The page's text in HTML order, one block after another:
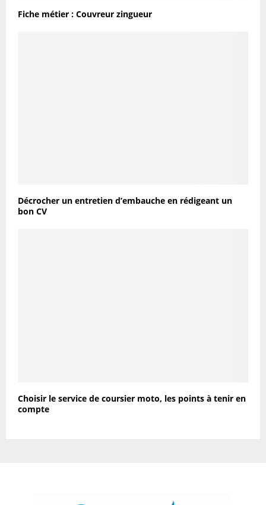
Fiche métier : Couvreur zingueur
Décrocher un entretien d’embauche en rédigeant un
bon CV
Choisir le service de coursier moto, les points à tenir en
compte